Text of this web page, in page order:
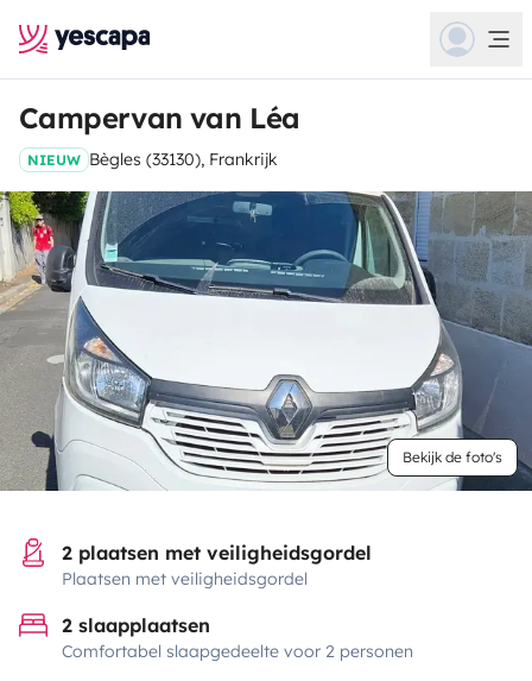
Campervan van Léa
NIEUW Bègles (33130), Frankrijk
Bekijk de foto's
2 plaatsen met veiligheidsgordel
Plaatsen met veiligheidsgordel
2 slaapplaatsen
Comfortabel slaapgedeelte voor 2 personen